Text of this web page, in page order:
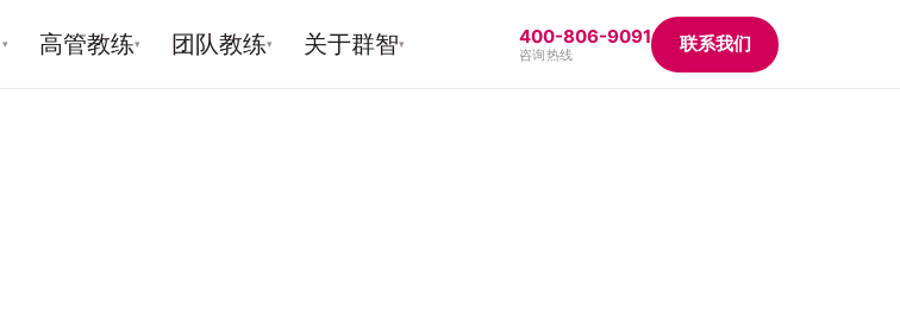
▾ 高管教练▾ 团队教练▾ 关于群智▾ 400-806-9091
咨询热线 联系我们